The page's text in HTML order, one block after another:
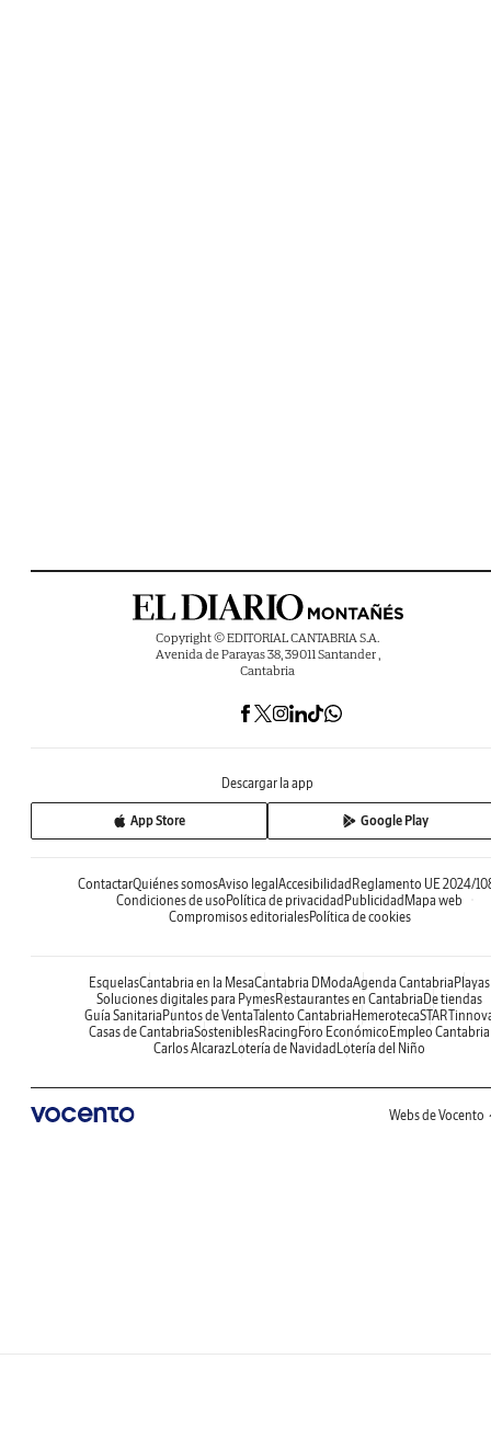
Copyright © EDITORIAL CANTABRIA S.A.
Avenida de Parayas 38, 39011 Santander ,
Cantabria
Descargar la app
App Store Google Play
ContactarQuiénes somosAviso legal Accesibilidad Reglamento UE 2024/
Condiciones de uso Política de privacidad Publicidad Mapa web
Compromisos editorialesPolítica de cookies
EsquelasCantabria en la MesaCantabria DModaAgenda Cantabria Playas
Soluciones digitales para PymesRestaurantes en Cantabria De tiendas
Guía Sanitaria Puntos de VentaTalento Cantabria Hemeroteca
Casas de CantabriaSosteniblesRacing Foro Económico Empleo Cantabria
Carlos Alcaraz Lotería de Navidad Lotería del Niño
Webs de Vocento